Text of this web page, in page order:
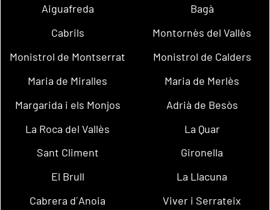
Aiguafreda
Bagà
Cabrils
Montornès del Vallès
Monistrol de Montserrat
Monistrol de Calders
Maria de Miralles
Maria de Merlès
Margarida i els Monjos
Adrià de Besòs
La Roca del Vallès
La Quar
Sant Climent
Gironella
El Brull
La Llacuna
Cabrera d´Anoia
Viver i Serrateix